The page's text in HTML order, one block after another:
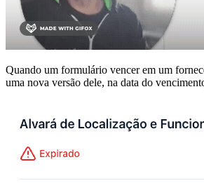
Quando um formulário vencer em um
uma nova versão dele, na data do